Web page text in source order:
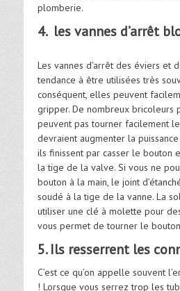
plomberie.
4. les vannes d’arrêt
Les vannes d’arrêt des éviers et
tendance à être utilisées très
conséquent, elles peuvent
gripper. De nombreux bricoleurs
peuvent pas tourner facilement
devraient augmenter la
ils finissent par casser le bouton
la tige de la valve. Si vous ne
bouton à la main, le joint
soudé à la tige de la vanne. La
utiliser une clé à molette pour
vous permet de tourner le
5. Ils resserrent les
C’est ce qu’on appelle souvent
! Lorsque vous serrez trop les